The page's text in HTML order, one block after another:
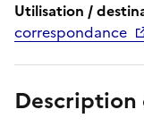
Utilisation /
correspondance
Description